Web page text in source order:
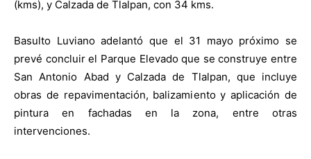
(kms), y Calzada de Tlalpan, con 34 kms.
Basulto Luviano adelantó que el 31 mayo próximo se
prevé concluir el Parque Elevado que se construye entre
San Antonio Abad y Calzada de Tlalpan, que incluye
obras de repavimentación, balizamiento y aplicación de
pintura en fachadas en la zona, entre otras
intervenciones.